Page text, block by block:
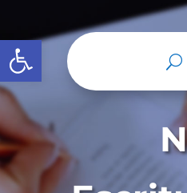
Abrir barra de herramientas